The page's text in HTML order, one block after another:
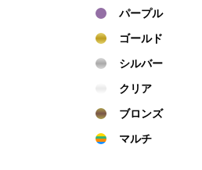
パープル
ゴールド
シルバー
クリア
ブロンズ
マルチ